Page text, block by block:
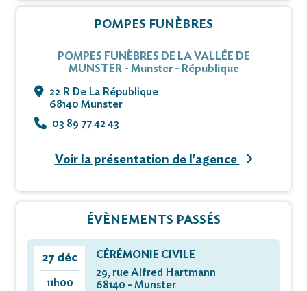
POMPES FUNÈBRES
POMPES FUNÈBRES DE LA VALLÉE DE
MUNSTER - Munster - République
22 R De La République
68140 Munster
03 89 77 42 43
Voir la présentation de l'agence
ÉVÈNEMENTS PASSÉS
27 déc
11h00
CÉRÉMONIE CIVILE
29, rue Alfred Hartmann
68140 - Munster